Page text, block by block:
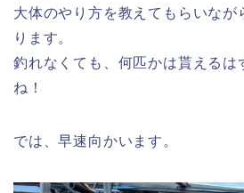
大体のやり方を教えてもらいなが
ります。
釣れなくても、何匹かは貰えるは
ね！
では、早速向かいます。